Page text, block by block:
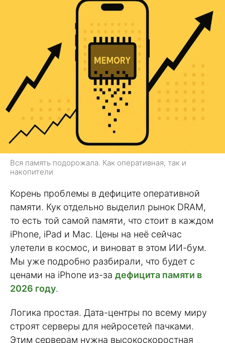
Вся память подорожала. Как оперативная, так и
накопители
Корень проблемы в дефиците оперативной
памяти. Кук отдельно выделил рынок DRAM,
то есть той самой памяти, что стоит в каждом
iPhone, iPad и Mac. Цены на неё сейчас
улетели в космос, и виноват в этом ИИ-бум.
Мы уже подробно разбирали, что будет с
ценами на iPhone из-за дефицита памяти в
2026 году.
Логика простая. Дата-центры по всему миру
строят серверы для нейросетей пачками.
Этим серверам нужна высокоскоростная